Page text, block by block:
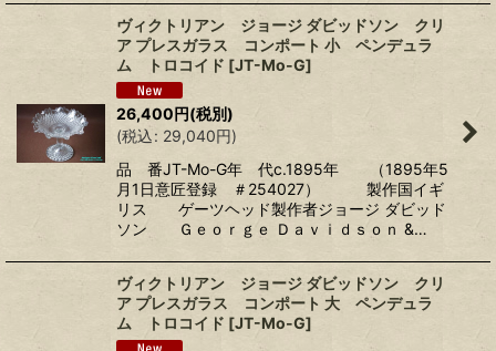
ヴィクトリアン ジョージ ダビッドソン クリ
ア プレスガラス コンポート 小 ペンデュラ
ム トロコイド [JT-Mo-G]
26,400円(税別)
(税込: 29,040円)
品 番JT-Mo-G年 代c.1895年 （1895年5
月1日意匠登録 ＃254027） 製作国イギ
リス ゲーツヘッド製作者ジョージ ダビッド
ソン Ｇｅｏｒｇｅ Ｄａｖｉｄｓｏｎ &…
ヴィクトリアン ジョージ ダビッドソン クリ
ア プレスガラス コンポート 大 ペンデュラ
ム トロコイド [JT-Mo-G]